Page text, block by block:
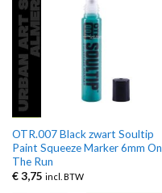
OTR.007 Black zwart Soultip
Paint Squeeze Marker 6mm On
The Run
€3,75 incl. BTW